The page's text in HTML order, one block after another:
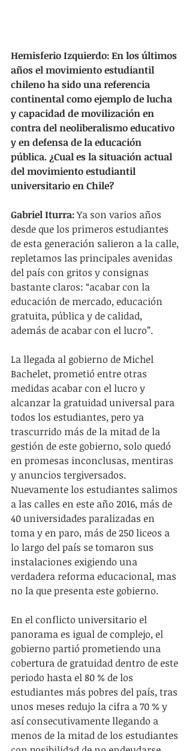
Hemisferio Izquierdo: En los últimos
años el movimiento estudiantil
chileno ha sido una referencia
continental como ejemplo de lucha
y capacidad de movilización en
contra del neoliberalismo educativo
y en defensa de la educación
pública. ¿Cual es la situación actual
del movimiento estudiantil
universitario en Chile?
Gabriel Iturra: Ya son varios años
desde que los primeros estudiantes
de esta generación salieron a la calle,
repletamos las principales avenidas
del país con gritos y consignas
bastante claros: “acabar con la
educación de mercado, educación
gratuita, pública y de calidad,
además de acabar con el lucro”.
La llegada al gobierno de Michel
Bachelet, prometió entre otras
medidas acabar con el lucro y
alcanzar la gratuidad universal para
todos los estudiantes, pero ya
trascurrido más de la mitad de la
gestión de este gobierno, solo quedó
en promesas inconclusas, mentiras
y anuncios tergiversados.
Nuevamente los estudiantes salimos
a las calles en este año 2016, más de
40 universidades paralizadas en
toma y en paro, más de 250 liceos a
lo largo del país se tomaron sus
instalaciones exigiendo una
verdadera reforma educacional, mas
no la que presenta este gobierno.
En el conflicto universitario el
panorama es igual de complejo, el
gobierno partió prometiendo una
cobertura de gratuidad dentro de este
periodo hasta el 80 % de los
estudiantes más pobres del país, tras
unos meses redujo la cifra a 70 % y
así consecutivamente llegando a
menos de la mitad de los estudiantes